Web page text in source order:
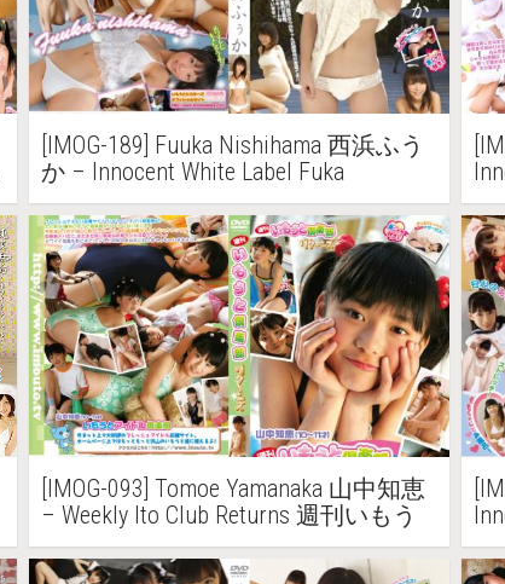
[IMOG-189] Fuuka Nishihama 西浜ふう
か – Innocent White Label Fuka
Nishihama 純真無垢 ホワイトレーベ
ルー 西浜ふうか
菊
[IMOG-093] Tomoe Yamanaka 山中知恵
– Weekly Ito Club Returns 週刊いもう
と倶楽部リターンズ
牧